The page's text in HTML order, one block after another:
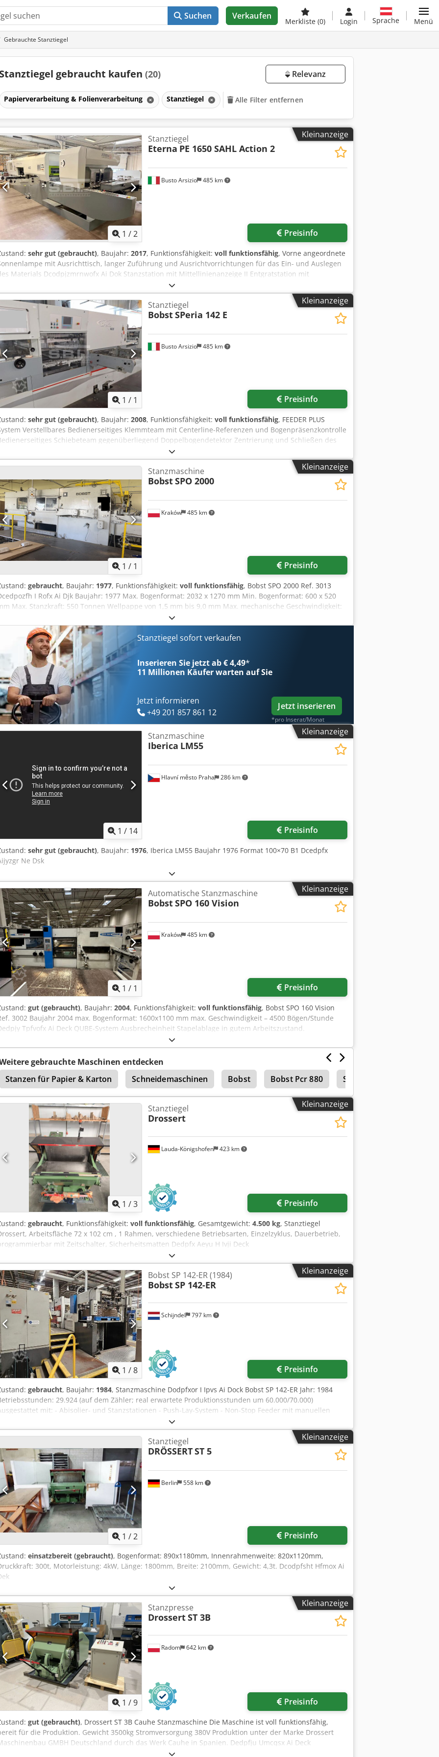
Suchen Verkaufen
Merkliste (0) Login Sprache Menü
Gebrauchte Stanztiegel
Stanztiegel gebraucht kaufen (20) Relevanz
Papierverarbeitung & Folienverarbeitung Stanztiegel Alle Filter entfernen
Kleinanzeige
1 /2
Busto Arsizio 485 km
Stanztiegel
Eterna PE 1650 SAHL Action 2
Preisinfo
sehr gut (gebraucht), Baujahr: 2017, Funktionsfähigkeit: voll funktionsfähig, Vorne angeordnete
mit Ausrichttisch, langer Zuführung und Ausrichtvorrichtungen für das Ein- und Auslegen
Materials Dcodpjzmrnwofx Ai Dok Stanzstation mit Mittellinienanzeige II Entgratstation mit
Schnellspannsystem für die Ober- und Unterstanz Entfernung des Greifrandes Hochstapelauslage Max.
5.500 Zyklen/Stunde Max. Format: 1.200 x 1.650 mm
Kleinanzeige
1 / 1
Busto Arsizio 485 km
Stanztiegel
BobstSPeria 142 E
Preisinfo
sehr gut (gebraucht), Baujahr: 2008, Funktionsfähigkeit: voll funktionsfähig, FEEDER PLUS
Verstellbares Bedienerseitiges Klemmteam mit Centerline-Referenzen und Bogenpräsenzkontrolle
Schiebeteam gegenüberliegend Doppelbogendetektor Zentrierung und Schließen des
Stanzwerkzeugs Abfallabsaugstation mit Schnellspannvorrichtung für Werkzeuge Hochstapelauslage
CUBE II Um 35 cm erhöht Dcjdpfsy D Ht Sjx Ai Dsk Ausbreitungsrahmen für Zuschnitte außerhalb
der Maschine Max Format: 102x142 cm Min Format: 50x70 cm Mindestpapiergewicht: 80 g/m² Maximaler
2.000 g Maximale Wellpappendicke: 4 mm Maximale Geschwindigkeit: 7.000 Bogen/h
Druck: 600 Tonnen Verfügbar September/Oktober 2026
Kleinanzeige
1 / 1
Kraków 485 km
Stanzmaschine
BobstSPO 2000
Preisinfo
gebraucht, Baujahr: 1977, Funktionsfähigkeit: voll funktionsfähig, Bobst SPO 2000 Ref. 3013
I Rofx Ai Djk Baujahr: 1977 Max. Bogenformat: 2032 x 1270 mm Min. Bogenformat: 600 x 520
Max. Stanzkraft: 550 Tonnen Wellpappe von 1,5 mm bis 9,0 mm Max. mechanische Geschwindigkeit:
5000 Bg/h Ausbrecheinheit Neuer Schaltschrank Neuer Hauptmotor mit Frequenzumrichter Voreinleger
Maschine ist unter Strom, Testlauf möglich Zustand: gut!
Stanztiegel sofort verkaufen
Inserieren Sie jetzt ab € 4,49*
11 Millionen Käufer warten auf Sie
Jetzt informieren
+49 201 857 861 12
Jetzt inserieren
*pro Inserat/Monat
Kleinanzeige
1 / 14
Hlavní město Praha 286 km
Stanzmaschine
Iberica LM55
Preisinfo
sehr gut (gebraucht), Baujahr: 1976, Iberica LM55 Baujahr 1976 Format 100×70 B1 Dcedpfx
Ne Dsk
Kleinanzeige
1 / 1
Kraków 485 km
Automatische Stanzmaschine
BobstSPO 160 Vision
Preisinfo
gut (gebraucht), Baujahr: 2004, Funktionsfähigkeit: voll funktionsfähig, Bobst SPO 160 Vision
3002 Baujahr 2004 max. Bogenformat: 1600x1100 mm max. Geschwindigkeit – 4500 Bögen/Stunde
Tpfvofx Ai Deck QUBE-System Ausbrecheinheit Stapelablage in gutem Arbeitszustand.
gebrauchte Maschinen entdecken
Stanzen für Papier & Karton
Schneidemaschinen Bobst Bobst Pcr 880 Stanzpresse
Kleinanzeige
1 /3
Lauda-Königshofen 423 km
Stanztiegel
Drossert
Preisinfo
gebraucht, Funktionsfähigkeit: voll funktionsfähig, Gesamtgewicht: 4.500 kg, Stanztiegel
Arbeitsfläche 72 x 102 cm , 1 Rahmen, verschiedene Betriebsarten, Einzelzyklus, Dauerbetrieb,
mit Zeitschalter, Sicherheitsmatten Dedpfx Aeyu H Ivji Deck
Kleinanzeige
1 /8
Schijndel 797 km
Bobst SP 142-ER (1984)
BobstSP 142-ER
Preisinfo
gebraucht, Baujahr: 1984, Stanzmaschine Dodpfxor I Ipvs Ai Dock Bobst SP 142-ER Jahr: 1984
29.924 (auf dem Zähler; real erwartete Produktionsstunden um 60.000/70.000)
mit: - Abisolier- und Stanzstationen - Push-Lay-System - Non-Stop Feeder mit manuellen
Umschaltleisten - Non-Stop Auslage - Wellpappenanleger - Schnellverriegelung Werkzeug im Stripper -
System Technische Daten: - Maximale Schnittgeschwindigkeit: 6.000 s/h - Maximale
Blattgröße: 1420 x 1020 mm - Minimale Blechgröße: 700 x 500 mm - Schneidkraft : max. 600 T - Vollpappe
zu 2.000 g/m2 - Wellpappe bis zu 4 mm Dicke
Kleinanzeige
1 /2
Berlin 558 km
Stanztiegel
DRÖSSERTST 5
Preisinfo
einsatzbereit (gebraucht), Bogenformat: 890x1180mm, Innenrahmenweite: 820x1120mm,
300t, Motorleistung: 4kW, Länge: 1800mm, Breite: 2100mm, Gewicht: 4,3t. Dcodpfsht Hfmox Ai
Kleinanzeige
1 /9
Radom 642 km
Stanzpresse
DrossertST 3B
Preisinfo
gut (gebraucht), Drossert ST 3B Cauhe Stanzmaschine Die Maschine ist voll funktionsfähig,
für die Produktion. Gewicht 3500kg Stromversorgung 380V Produktion unter der Marke Drossert
GMBH Deutschland durch das Werk Cauhe in Spanien. Dedpfju Umcqsx Ai Deck
Ausstattung: - pneumatische Kupplung und Bremse - Konsole - 3 Betriebsarten: einzeln, kontinuierlich,